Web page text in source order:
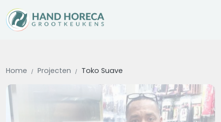
Home Projecten Toko Suave